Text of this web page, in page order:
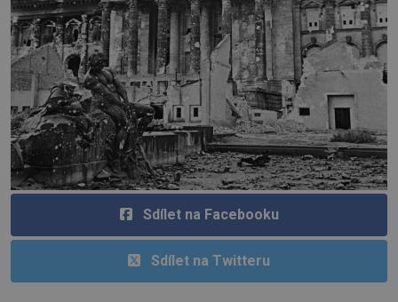
Sdílet na Facebooku
Sdílet na Twitteru